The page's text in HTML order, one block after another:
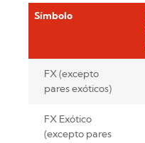
Símbolo
FX (excepto
pares exóticos)
FX Exótico
(excepto pares